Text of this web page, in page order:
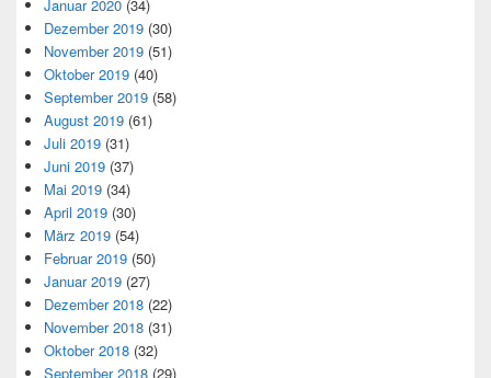
Januar 2020 (34)
Dezember 2019 (30)
November 2019 (51)
Oktober 2019 (40)
September 2019 (58)
August 2019 (61)
Juli 2019 (31)
Juni 2019 (37)
Mai 2019 (34)
April 2019 (30)
März 2019 (54)
Februar 2019 (50)
Januar 2019 (27)
Dezember 2018 (22)
November 2018 (31)
Oktober 2018 (32)
September 2018 (29)